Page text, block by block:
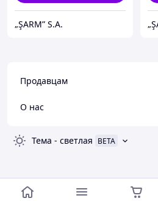
„ŞARM” S.A.
Продавцам
О нас
Тема - светлая BETA